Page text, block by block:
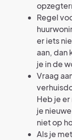
Regel
er iets
aan, dan
je in de
Vraag
Heb je
je
niet op
Als je